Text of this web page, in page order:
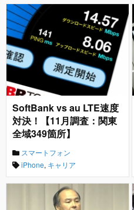
SoftBank vs au LTE速度
対決！【11月調査：関東
全域349箇所】
スマートフォン
iPhone, キャリア